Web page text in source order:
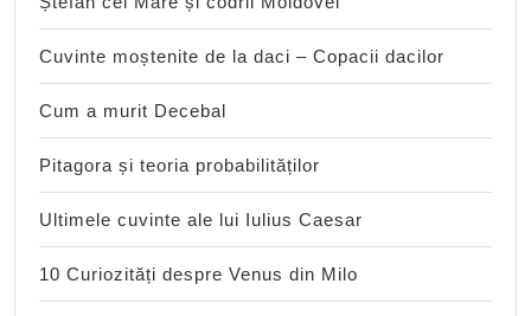
Cuvinte moștenite de la daci – Copacii dacilor
Cum a murit Decebal
Pitagora și teoria probabilităților
Ultimele cuvinte ale lui Iulius Caesar
10 Curiozități despre Venus din Milo